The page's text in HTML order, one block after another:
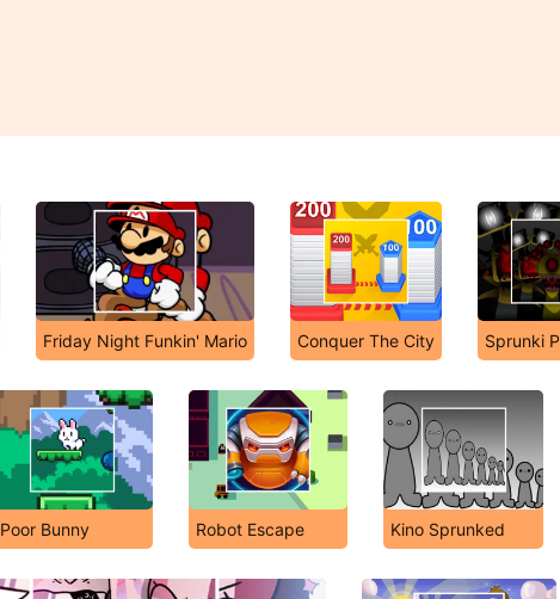
Friday Night Funkin' Mario Conquer The City Sprunki
Poor Bunny Robot Escape Kino Sprunked